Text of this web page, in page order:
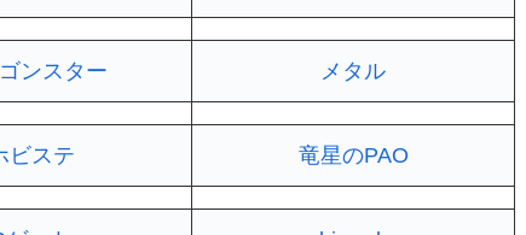
ンスター メタル
ビステ 竜星のPAO